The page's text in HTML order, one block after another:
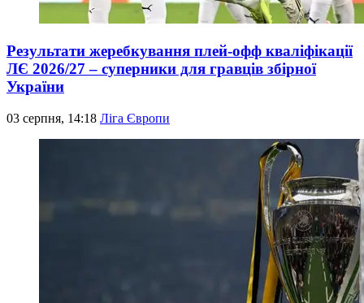
Результати жеребкування плей-офф кваліфікації
ЛЄ 2026/27 – суперники для гравців збірної
України
03 серпня, 14:18 Ліга Європи